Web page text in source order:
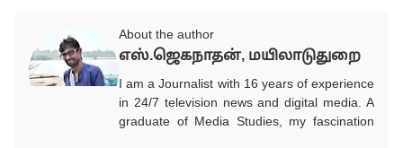
About the author
எஸ்.ஜெகநாதன், மயிலாடுதுறை
I am a Journalist with 16 years of experience
in 24/7 television news and digital media. A
graduate of Media Studies, my fascination